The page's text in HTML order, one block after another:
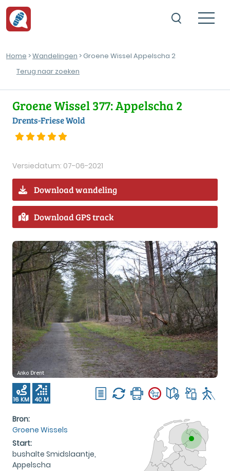
Home >Wandelingen > Groene Wissel Appelscha 2
Terug naar zoeken
Groene Wissel 377: Appelscha 2
Drents-Friese Wold
Versiedatum: 07-06-2021
Download wandeling
Download GPS track
16 KM 40 M
Bron:
Groene Wissels
Start:
bushalte Smidslaantje,
Appelscha